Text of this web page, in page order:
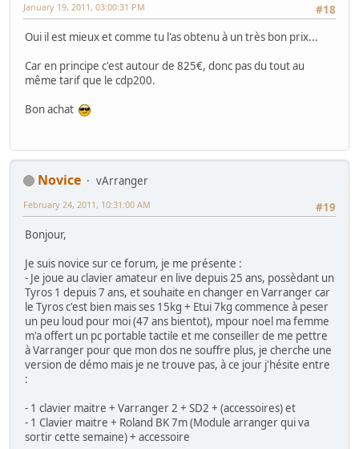
#18
January 19, 2011, 03:00:31 PM
Oui il est mieux et comme tu l'as obtenu à un très bon prix...
Car en principe c'est autour de 825€, donc pas du tout au
même tarif que le cdp200.
Bon achat
Novice
vArranger
#19
February 24, 2011, 10:31:00 AM
Bonjour,
Je suis novice sur ce forum, je me présente :
- Je joue au clavier amateur en live depuis 25 ans, possèdant un
Tyros 1 depuis 7 ans, et souhaite en changer en Varranger car
le Tyros c'est bien mais ses 15kg + Etui 7kg commence à peser
un peu loud pour moi (47 ans bientot), mpour noel ma femme
m'a offert un pc portable tactile et me conseiller de me pettre
à Varranger pour que mon dos ne souffre plus, je cherche une
version de démo mais je ne trouve pas, à ce jour j'hésite entre
:
- 1 clavier maitre + Varranger 2 + SD2 + (accessoires) et
- 1 Clavier maitre + Roland BK 7m (Module arranger qui va
sortir cette semaine) + accessoire